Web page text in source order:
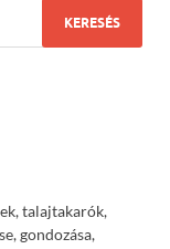
talajtakarók,
gondozása,